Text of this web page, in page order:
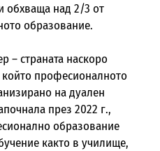
обхваща над 2/3 от
образование.
– страната наскоро
професионалното
на дуален
през 2022 г.,
образование
както в училище,